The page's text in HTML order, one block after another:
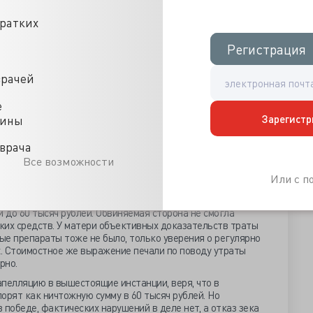
Все возможности
Регистрация
Регистрация
Или с
наркоман Сергей провёл три недели, как просил, без
освобождения по причине тяжёлой болезни.
был настолько слаб, что пришлось ему направиться на
сутки госпитализации освобождённый наркоман
недостаточности, правда, у сотрудников
умереть применённые в неприличной дозе
эти посмертно в организме сотрудники морга не сочли
от исправительной колонии и исправительного
компенсации морального вреда. Её поддержало
одухотворённое возможностью впервые с 1917 года в
ФСИН. В ноябре прошлого года районный суд
почти не лечили, и постановил выплатить
рублей.
дело пересмотрели в областном суде, решение
60 тысяч рублей. Обвиняемая сторона не смогла
средств. У матери объективных доказательств траты
препараты тоже не было, только уверения о регулярно
Стоимостное же выражение печали по поводу утраты
в вышестоящие инстанции, веря, что в
как ничтожную сумму в 60 тысяч рублей. Но
фактических нарушений в деле нет, а отказ зека